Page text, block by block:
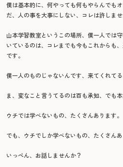
僕は基本的に、何やっても何もやらんでも
だ、人の事を大事にしない、コレは許しませ
山本学習教室というこの場所、僕一人では
いているのは、コレまでも今もこれからも
です。
僕一人のものじゃないんです、来てくれて
ま、変なこと言うてるのは百も承知、でも本
ウチでは学べないもの、たくさんあります。
でも、ウチでしか学べないもの、たくさんあ
いっぺん、お話しませんか？